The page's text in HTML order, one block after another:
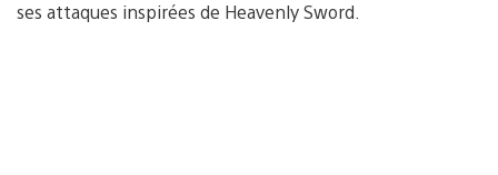
ses attaques inspirées de Heavenly Sword.